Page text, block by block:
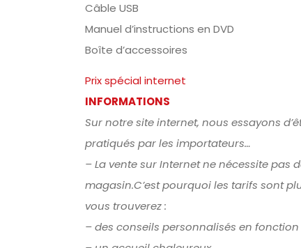
Câble USB
Manuel d’instructions en DVD
Boîte d’accessoires
Prix spécial internet
INFORMATIONS
Sur notre site internet, nous essayons
pratiqués par les importateurs…
– La vente sur Internet ne nécessite pas
magasin.C’est pourquoi les tarifs sont
vous trouverez :
– des conseils personnalisés en